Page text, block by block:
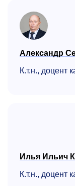
Александр
К.т.н., доцент
Илья Ильич
К.т.н., доцент